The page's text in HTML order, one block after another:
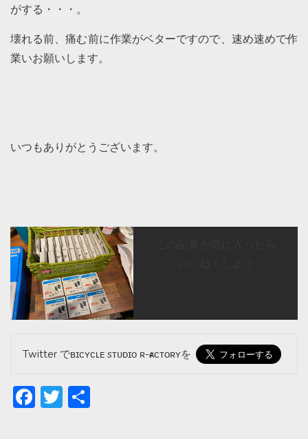
がする・・・。
壊れる前、痛む前に作業がベターですので、速め速めで作
業いお願いします。
いつもありがとうございます。
Twitter でʙɪᴄʏᴄʟᴇ sᴛᴜᴅɪᴏ ʀ-ғᴀᴄᴛᴏʀʏを
Facebook
Twitter